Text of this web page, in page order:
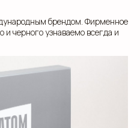
брендом. Фирменное
и черного узнаваемо всегда и